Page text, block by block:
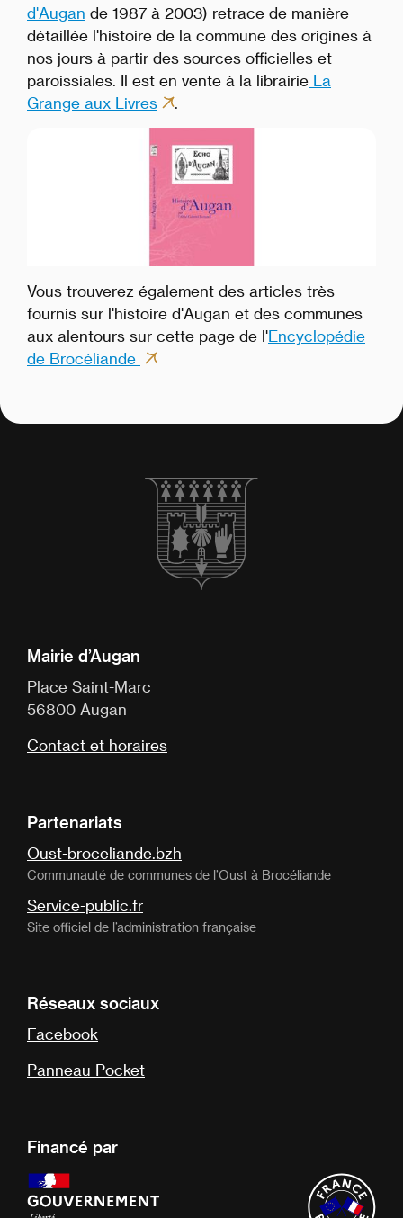
d'Augan de 1987 à 2003) retrace de manière
détaillée l'histoire de la commune des origines à
nos jours à partir des sources officielles et
paroissiales. Il est en vente à la librairie La
Grange aux Livres
.
Vous trouverez également des articles très
fournis sur l'histoire d'Augan et des communes
aux alentours sur cette page de l'Encyclopédie
de Brocéliande
Mairie d’Augan
Place Saint-Marc
56800 Augan
Contact et horaires
Partenariats
Oust-broceliande.bzh
Communauté de communes de l’Oust à Brocéliande
Service-public.fr
Site officiel de l’administration française
Réseaux sociaux
Facebook
Panneau Pocket
Financé par